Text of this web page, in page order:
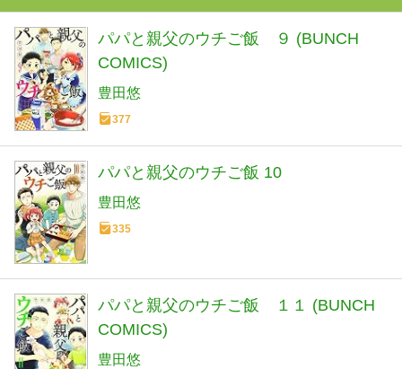
パパと親父のウチご飯 ９ (BUNCH
COMICS)
豊田悠
377
パパと親父のウチご飯 10
豊田悠
335
パパと親父のウチご飯 １１ (BUNCH
COMICS)
豊田悠